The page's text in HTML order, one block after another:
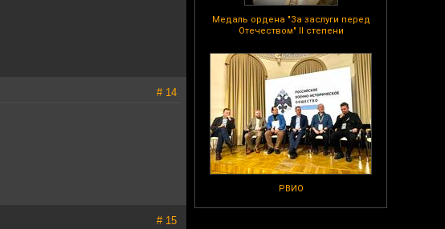
Медаль ордена "За заслуги перед
Отечеством" II степени
РВИО
# 14
# 15